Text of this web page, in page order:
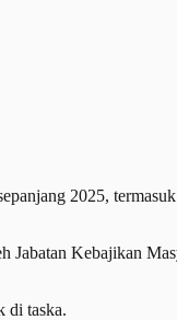
2025,
Jabatan Kebajikan
di taska.